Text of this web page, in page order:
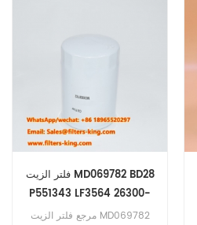
فلتر الزيت MD069782 BD28
P551343 LF3564 26300-
42010
مرجع فلتر الزيت MD069782